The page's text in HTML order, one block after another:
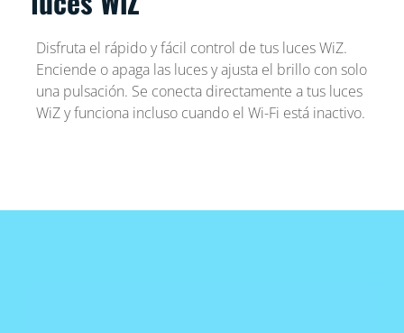
Disfruta el rápido y fácil control de tus luces WiZ.
Enciende o apaga las luces y ajusta el brillo con solo
una pulsación. Se conecta directamente a tus luces
WiZ y funciona incluso cuando el Wi-Fi está inactivo.